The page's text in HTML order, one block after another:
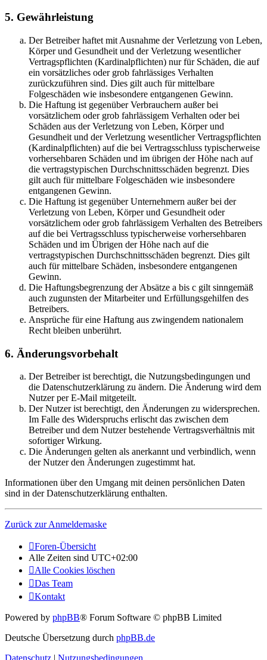
5. Gewährleistung
Der Betreiber haftet mit Ausnahme der Verletzung von Leben,
Körper und Gesundheit und der Verletzung wesentlicher
Vertragspflichten (Kardinalpflichten) nur für Schäden, die auf
ein vorsätzliches oder grob fahrlässiges Verhalten
zurückzuführen sind. Dies gilt auch für mittelbare
Folgeschäden wie insbesondere entgangenen Gewinn.
Die Haftung ist gegenüber Verbrauchern außer bei
vorsätzlichem oder grob fahrlässigem Verhalten oder bei
Schäden aus der Verletzung von Leben, Körper und
Gesundheit und der Verletzung wesentlicher Vertragspflichten
(Kardinalpflichten) auf die bei Vertragsschluss typischerweise
vorhersehbaren Schäden und im übrigen der Höhe nach auf
die vertragstypischen Durchschnittsschäden begrenzt. Dies
gilt auch für mittelbare Folgeschäden wie insbesondere
entgangenen Gewinn.
Die Haftung ist gegenüber Unternehmern außer bei der
Verletzung von Leben, Körper und Gesundheit oder
vorsätzlichem oder grob fahrlässigem Verhalten des Betreibers
auf die bei Vertragsschluss typischerweise vorhersehbaren
Schäden und im Übrigen der Höhe nach auf die
vertragstypischen Durchschnittsschäden begrenzt. Dies gilt
auch für mittelbare Schäden, insbesondere entgangenen
Gewinn.
Die Haftungsbegrenzung der Absätze a bis c gilt sinngemäß
auch zugunsten der Mitarbeiter und Erfüllungsgehilfen des
Betreibers.
Ansprüche für eine Haftung aus zwingendem nationalem
Recht bleiben unberührt.
6. Änderungsvorbehalt
Der Betreiber ist berechtigt, die Nutzungsbedingungen und
die Datenschutzerklärung zu ändern. Die Änderung wird dem
Nutzer per E-Mail mitgeteilt.
Der Nutzer ist berechtigt, den Änderungen zu widersprechen.
Im Falle des Widerspruchs erlischt das zwischen dem
Betreiber und dem Nutzer bestehende Vertragsverhältnis mit
sofortiger Wirkung.
Die Änderungen gelten als anerkannt und verbindlich, wenn
der Nutzer den Änderungen zugestimmt hat.
Informationen über den Umgang mit deinen persönlichen Daten
sind in der Datenschutzerklärung enthalten.
Zurück zur Anmeldemaske
Foren-Übersicht
Alle Zeiten sind UTC+02:00
Alle Cookies löschen
Das Team
Kontakt
Powered by phpBB® Forum Software © phpBB Limited
Deutsche Übersetzung durch phpBB.de